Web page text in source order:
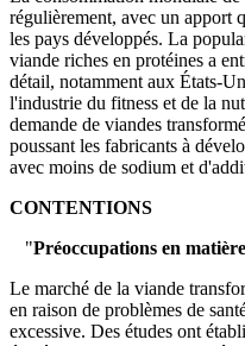
régulièrement, avec un apport
les pays développés. La
viande riches en protéines a
détail, notamment aux États-
l'industrie du fitness et de la
demande de viandes
poussant les fabricants à
avec moins de sodium et
CONTENTIONS
"Préoccupations en
Le marché de la viande
en raison de problèmes de
excessive. Des études ont